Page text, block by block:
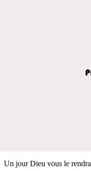
Un jour Dieu vous le rendra